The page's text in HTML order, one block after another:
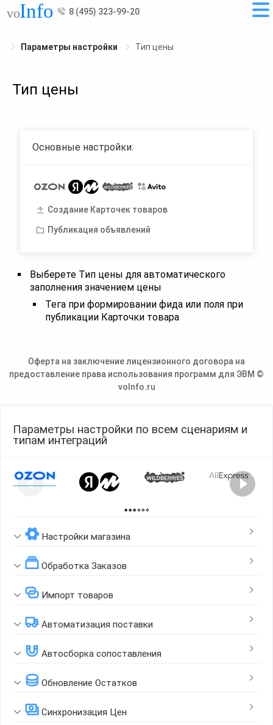
8 (495) 323-99-20
Параметры настройки Тип цены
Тип цены
Основные настройки:
Создание Карточек товаров
Публикация объявлений
Выберете Тип цены для автоматического
заполнения значением цены
Тега при формировании фида или поля при
публикации Карточки товара
Оферта на заключение лицензионного договора на
предоставление права использования программ для ЭВМ ©
voInfo.ru
Параметры настройки по всем сценариям и
типам интеграций
Настройки магазина
Обработка Заказов
Импорт товаров
Автоматизация поставки
Автосборка сопоставления
Обновление Остатков
Синхронизация Цен